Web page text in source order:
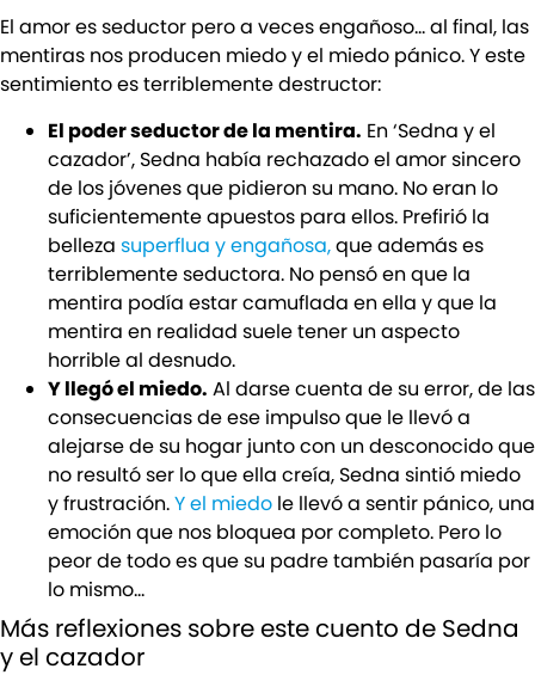
El amor es seductor pero a veces engañoso… al final, las
mentiras nos producen miedo y el miedo pánico. Y este
sentimiento es terriblemente destructor:
El poder seductor de la mentira. En ‘Sedna y el
cazador’, Sedna había rechazado el amor sincero
de los jóvenes que pidieron su mano. No eran lo
suficientemente apuestos para ellos. Prefirió la
belleza superflua y engañosa,que además es
terriblemente seductora. No pensó en que la
mentira podía estar camuflada en ella y que la
mentira en realidad suele tener un aspecto
horrible al desnudo.
Y llegó el miedo. Al darse cuenta de su error, de las
consecuencias de ese impulso que le llevó a
alejarse de su hogar junto con un desconocido que
no resultó ser lo que ella creía, Sedna sintió miedo
y frustración.Y el miedo le llevó a sentir pánico, una
emoción que nos bloquea por completo. Pero lo
peor de todo es que su padre también pasaría por
lo mismo…
Más reflexiones sobre este cuento de Sedna
y el cazador